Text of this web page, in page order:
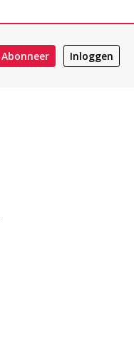
Abonneer Inloggen